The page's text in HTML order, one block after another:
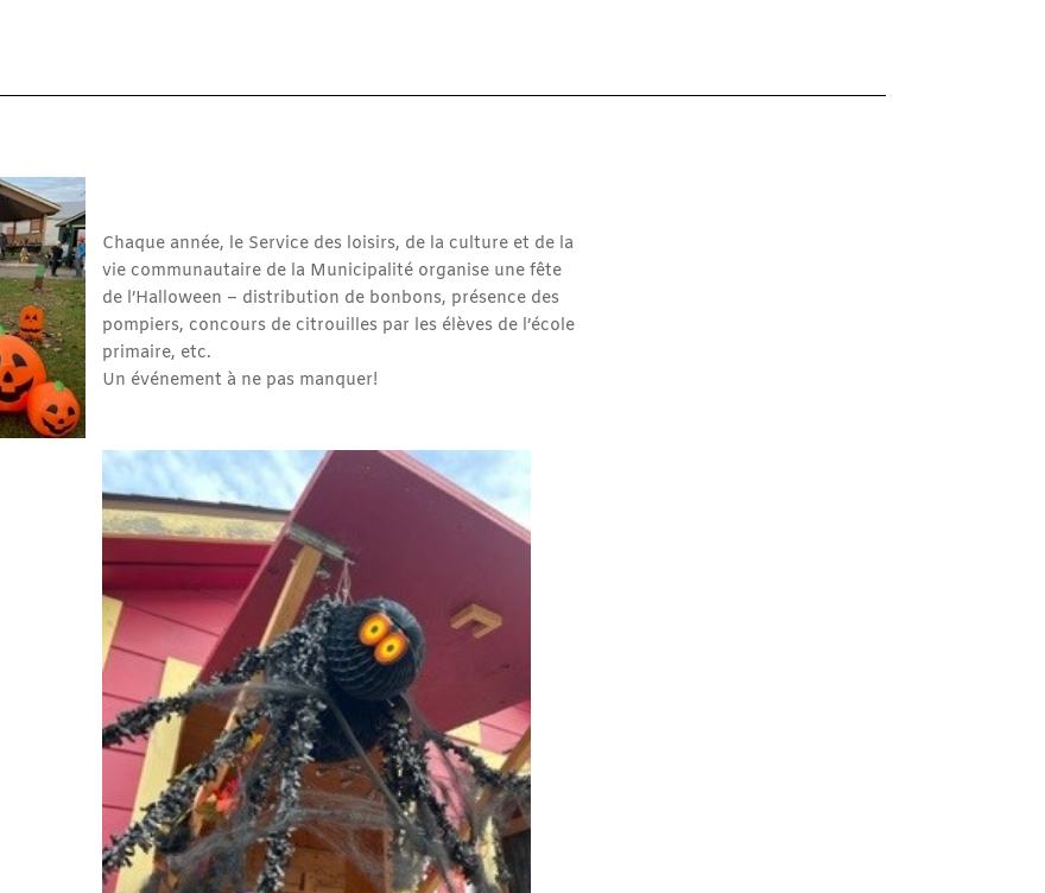
Chaque année, le Service des loisirs, de la culture et de la
vie communautaire de la Municipalité organise une fête
de l’Halloween – distribution de bonbons, présence des
pompiers, concours de citrouilles par les élèves de l’école
primaire, etc.
Un événement à ne pas manquer!